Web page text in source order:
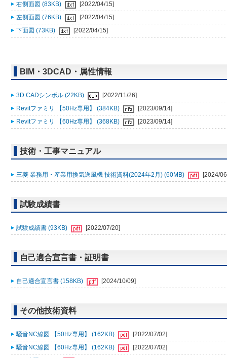
右側面図 (83KB)
[2022/04/15]
左側面図 (76KB)
[2022/04/15]
下面図 (73KB)
[2022/04/15]
BIM・3DCAD・属性情報
3D CADシンボル (22KB)
[2022/11/26]
Revitファミリ 【50Hz専用】 (384KB)
[2023/09/14]
Revitファミリ 【60Hz専用】 (368KB)
[2023/09/14]
技術・工事マニュアル
三菱 業務用・産業用換気送風機 技術資料(2024年2月) (60MB) [2024/
試験成績書
試験成績書 (93KB) [2022/07/20]
自己適合宣言書・証明書
自己適合宣言書 (158KB) [2024/10/09]
その他技術資料
騒音NC線図 【50Hz専用】 (162KB)
[2022/07/02]
騒音NC線図 【60Hz専用】 (162KB)
[2022/07/02]